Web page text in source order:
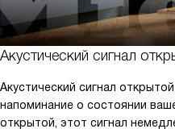
Акустический сигнал
Акустический сигнал
напоминание о состоянии
открытой, этот сигнал